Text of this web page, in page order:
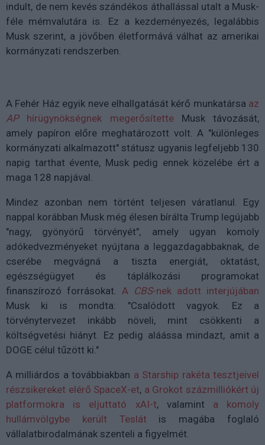
indult, de nem kevés szándékos áthallással utalt a Musk-
féle mémvalutára is. Ez a kezdeményezés, legalábbis
Musk szerint, a jövőben életformává válhat az amerikai
kormányzati rendszerben.
A Fehér Ház egyik neve elhallgatását kérő munkatársa az
APhírügynökségnek megerősítetteMusk távozását,
amely papíron előre meghatározott volt. A "különleges
kormányzati alkalmazott" státusz ugyanis legfeljebb 130
napig tarthat évente, Musk pedig ennek közelébe ért a
maga 128 napjával.
Mindez azonban nem történt teljesen váratlanul. Egy
nappal korábban Musk még élesen bírálta Trump legújabb
"nagy, gyönyörű törvényét", amely ugyan komoly
adókedvezményeket nyújtana a leggazdagabbaknak, de
cserébe megvágná a tiszta energiát, oktatást,
egészségügyet és táplálkozási programokat
finanszírozó forrásokat. A CBS-nek adott interjújában
Musk ki is mondta: "Csalódott vagyok. Ez a
törvénytervezet inkább növeli, mint csökkenti a
költségvetési hiányt. Ez pedig aláássa mindazt, amit a
DOGE célul tűzött ki."
A milliárdos a továbbiakban a Starship rakéta tesztjeivel
részsikereket elérő SpaceX-et, a Grokot százmilliókért új
platformokra is eljuttató xAI-t, valamint a komoly
hullámvölgybe került Teslát is magába foglaló
vállalatbirodalmának szenteli a figyelmét.